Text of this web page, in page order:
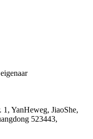
YanHeweg, JiaoShe,
523443,